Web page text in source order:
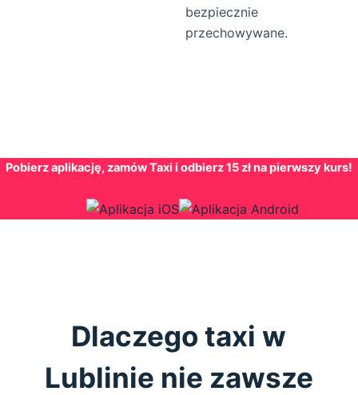
bezpiecznie
przechowywane.
Pobierz aplikację, zamów Taxi i odbierz 15 zł na pierwszy kurs!
Dlaczego taxi w
Lublinie nie zawsze